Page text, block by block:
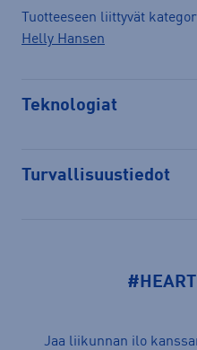
Tuotteeseen liittyvät
Helly Hansen
Teknologiat
Turvallisuustiedot
Jaa liikunnan ilo